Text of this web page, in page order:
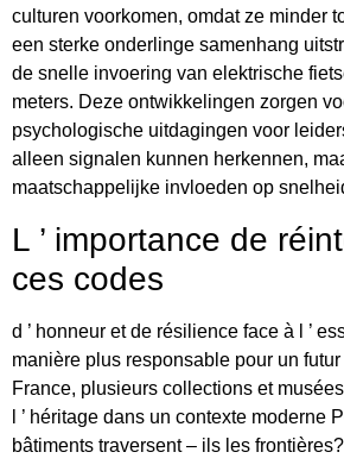
culturen voorkomen, omdat ze minder
een sterke onderlinge samenhang
de snelle invoering van elektrische
meters. Deze ontwikkelingen zorgen
psychologische uitdagingen voor
alleen signalen kunnen herkennen,
maatschappelijke invloeden op
L ’ importance de
ces codes
d ’ honneur et de résilience face à l ’
manière plus responsable pour un
France, plusieurs collections et
l ’ héritage dans un contexte moderne
bâtiments traversent – ils les frontières?